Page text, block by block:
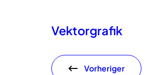
Vektorgrafik
Vorheriger